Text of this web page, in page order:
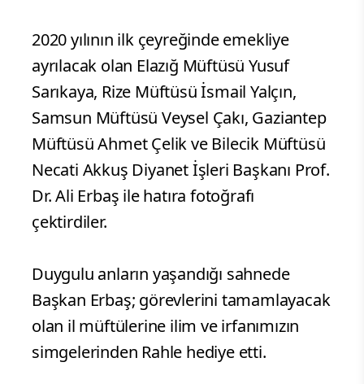
2020 yılının ilk çeyreğinde emekliye
ayrılacak olan Elazığ Müftüsü Yusuf
Sarıkaya, Rize Müftüsü İsmail Yalçın,
Samsun Müftüsü Veysel Çakı, Gaziantep
Müftüsü Ahmet Çelik ve Bilecik Müftüsü
Necati Akkuş Diyanet İşleri Başkanı Prof.
Dr. Ali Erbaş ile hatıra fotoğrafı
çektirdiler.
Duygulu anların yaşandığı sahnede
Başkan Erbaş; görevlerini tamamlayacak
olan il müftülerine ilim ve irfanımızın
simgelerinden Rahle hediye etti.